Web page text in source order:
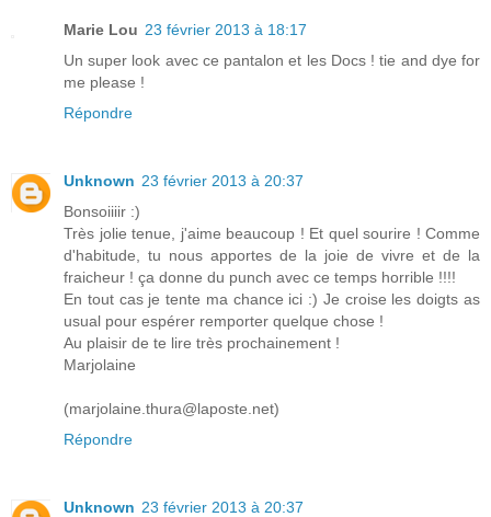
Marie Lou 23 février 2013 à 18:17
Un super look avec ce pantalon et les Docs ! tie and dye for
me please !
Répondre
Unknown 23 février 2013 à 20:37
Bonsoiiiir :)
Très jolie tenue, j'aime beaucoup ! Et quel sourire ! Comme
d'habitude, tu nous apportes de la joie de vivre et de la
fraicheur ! ça donne du punch avec ce temps horrible !!!!
En tout cas je tente ma chance ici :) Je croise les doigts as
usual pour espérer remporter quelque chose !
Au plaisir de te lire très prochainement !
Marjolaine
(marjolaine.thura@laposte.net)
Répondre
Unknown 23 février 2013 à 20:37